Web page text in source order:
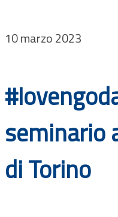
Progetti
Bandi
Guide
10 marzo 2023
seminario
di Torino